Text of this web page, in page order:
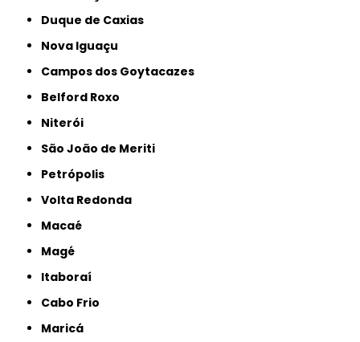
Duque de Caxias
Nova Iguaçu
Campos dos Goytacazes
Belford Roxo
Niterói
São João de Meriti
Petrópolis
Volta Redonda
Macaé
Magé
Itaboraí
Cabo Frio
Maricá